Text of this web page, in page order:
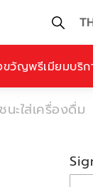
ขวัญพรีเมียมบริ
นะใส่เครื่องดื่ม